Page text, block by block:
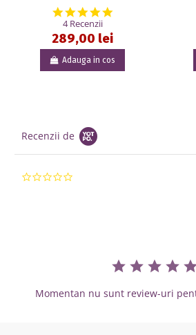
5.0 star rating
4 Recenzii
289,00 lei
Adauga in cos
Recenzii de
Momentan nu sunt review-uri